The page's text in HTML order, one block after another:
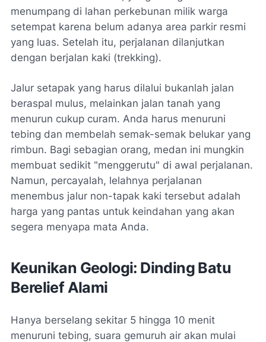
menumpang di lahan perkebunan milik warga
setempat karena belum adanya area parkir resmi
yang luas. Setelah itu, perjalanan dilanjutkan
dengan berjalan kaki (trekking).
Jalur setapak yang harus dilalui bukanlah jalan
beraspal mulus, melainkan jalan tanah yang
menurun cukup curam. Anda harus menuruni
tebing dan membelah semak-semak belukar yang
rimbun. Bagi sebagian orang, medan ini mungkin
membuat sedikit "menggerutu" di awal perjalanan.
Namun, percayalah, lelahnya perjalanan
menembus jalur non-tapak kaki tersebut adalah
harga yang pantas untuk keindahan yang akan
segera menyapa mata Anda.
Keunikan Geologi: Dinding Batu
Berelief Alami
Hanya berselang sekitar 5 hingga 10 menit
menuruni tebing, suara gemuruh air akan mulai